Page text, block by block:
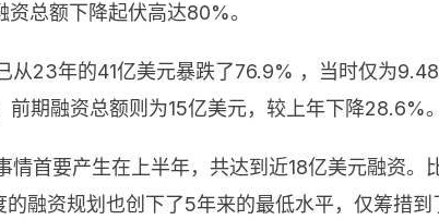
总额下降起伏高达80%。
从23年的41亿美元暴跌了76.9% ，当时仅为
期融资总额则为15亿美元，较上年下降28.6%。
首要产生在上半年，共达到近18亿美元融资。
融资规划也创下了5年来的最低水平，仅筹措